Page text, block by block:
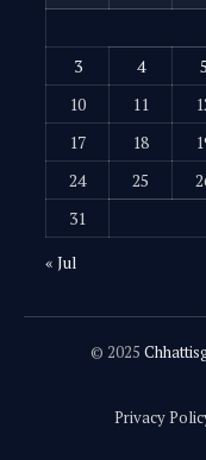
3
4 5
10
11
17
18
24
25
31
« Jul
© 2025
Privacy